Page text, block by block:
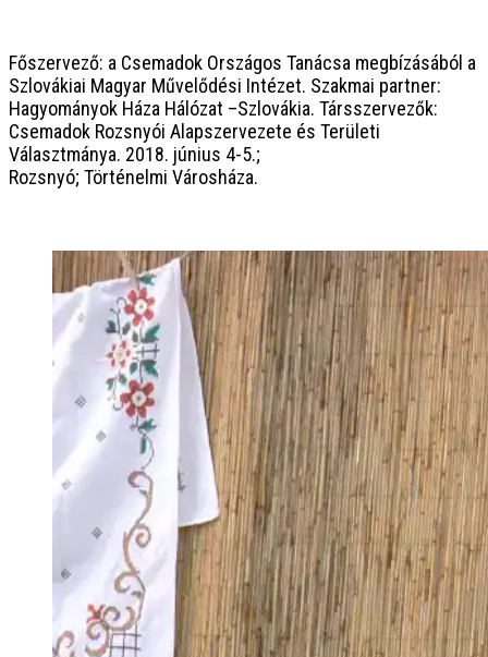
Főszervező: a Csemadok Országos Tanácsa megbízásából a
Szlovákiai Magyar Művelődési Intézet. Szakmai partner:
Hagyományok Háza Hálózat –Szlovákia. Társszervezők:
Csemadok Rozsnyói Alapszervezete és Területi
Választmánya. 2018. június 4-5.;
Rozsnyó; Történelmi Városháza.